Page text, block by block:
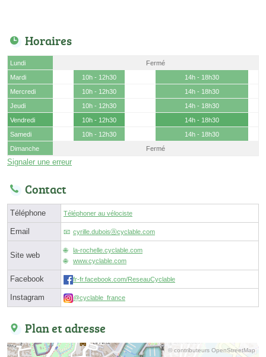
Horaires
Lundi
Fermé
Mardi
10h - 12h30
14h - 18h30
Mercredi
10h - 12h30
14h - 18h30
Jeudi
10h - 12h30
14h - 18h30
Vendredi
10h - 12h30
14h - 18h30
Samedi
10h - 12h30
14h - 18h30
Dimanche
Fermé
Signaler une erreur
Contact
Téléphone Téléphoner au vélociste
Email cyrille.duboisⓐcyclable.com
Site web
la-rochelle.cyclable.com
www.cyclable.com
Facebook fr-fr.facebook.com/ReseauCyclable
Instagram @cyclable_france
Plan et adresse
© contributeurs OpenStreetMap